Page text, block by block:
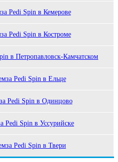
Pedi Spin в Кемерове
Pedi Spin в Костроме
в Петропавловск-Камчатском
Pedi Spin в Ельце
Pedi Spin в Одинцово
Pedi Spin в Уссурийске
Pedi Spin в Твери